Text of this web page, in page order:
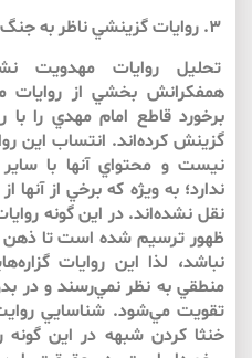
۳. روايات گزينشي ناظر به جنگ شناختي با مهدويت
تحليل روايات مهدويت
همفكرانش بخشي از روايات
برخورد قاطع امام مهدي را با
گزينش كرده‌اند. انتساب اين
نيست و محتواي آن­ها با
ندارد؛ به ويژه كه برخي از آن­ها
نقل نشده‌اند. در اين گونه
ظهور ترسيم شده است تا
نباشد، لذا اين روايات
منطقي به نظر نمي‌رسند و در
تقويت مي‌شود. شناسايي
خنثا كردن شبهه در اين گونه